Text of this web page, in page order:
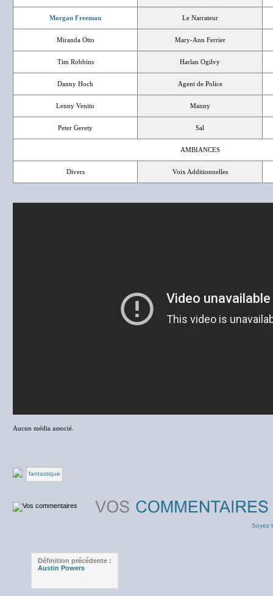
Morgan Freeman Le Narrateur
Miranda Otto Mary-Ann Ferrier
Tim Robbins Harlan Ogilvy
Danny Hoch Agent de Police
Lenny Venito Manny
Peter Gerety Sal
AMBIANCES
Divers Voix Additionnelles
Aucun média associé.
fantastique
Soyez
Définition précédente :
Austin Powers